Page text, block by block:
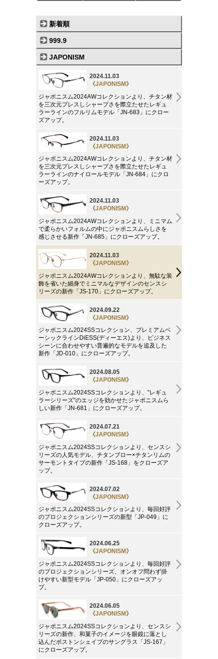
新着順
999.9
JAPONISM
2024.11.03
《JAPONISM》
ジャポニスム2024AWコレクションより、チタン材
を三次元プレスしシャープさを際立たせたレギュ
ラーラインのフルリムモデル「JN-683」にクロー
ズアップ。
2024.11.03
《JAPONISM》
ジャポニスム2024AWコレクションより、チタン材
を三次元プレスしシャープさを際立たせたレギュ
ラーラインのナイロールモデル「JN-684」にクロ
ーズアップ。
2024.11.03
《JAPONISM》
ジャポニスム2024AWコレクションより、ミニマム
で柔らかいフォルムの中にジャポニスムらしさを
感じさせる新作「JN-685」にクローズアップ。
2024.11.03
《JAPONISM》
ジャポニスム2024AWコレクションより、無駄な装
飾を省いた細身でミニマルなデザインのセンスシ
リーズの新作「JS-170」にクローズアップ。
2024.09.22
《JAPONISM》
ジャポニスム2024SSコレクション、プレミアムベ
ーシックラインDiESS(ディーエス)より、ビジネス
シーンに合わせやすい普遍的なモデルを追及した
新作「JD-010」にクローズアップ。
2024.08.05
《JAPONISM》
ジャポニスム2024SSコレクションより、"レギュ
ラーシリーズ"のエッジを効かせたジャポニスムら
しい新作「JN-681」にクローズアップ。
2024.07.21
《JAPONISM》
ジャポニスム2024SSコレクションより、センスシ
リーズの人気モデル、チタンブロー×チタンリムの
サーモントタイプの新作「JS-168」をクローズア
ップ。
2024.07.02
《JAPONISM》
ジャポニスム2024SSコレクションより、毎回好評
のプロジェクションシリーズの新型「JP-049」に
クローズアップ。
2024.06.25
《JAPONISM》
ジャポニスム2024SSコレクションより、毎回好評
のプロジェクションシリーズ、オンオフ問わず掛
けやすい新型モデル「JP-050」にクローズアッ
プ。
2024.06.05
《JAPONISM》
ジャポニスム2024SSコレクションより、センスシ
リーズの新作、和菓子のイメージを眼鏡に落とし
込んだボストンシェイプのサングラス「JS-167」
にクローズアップ。